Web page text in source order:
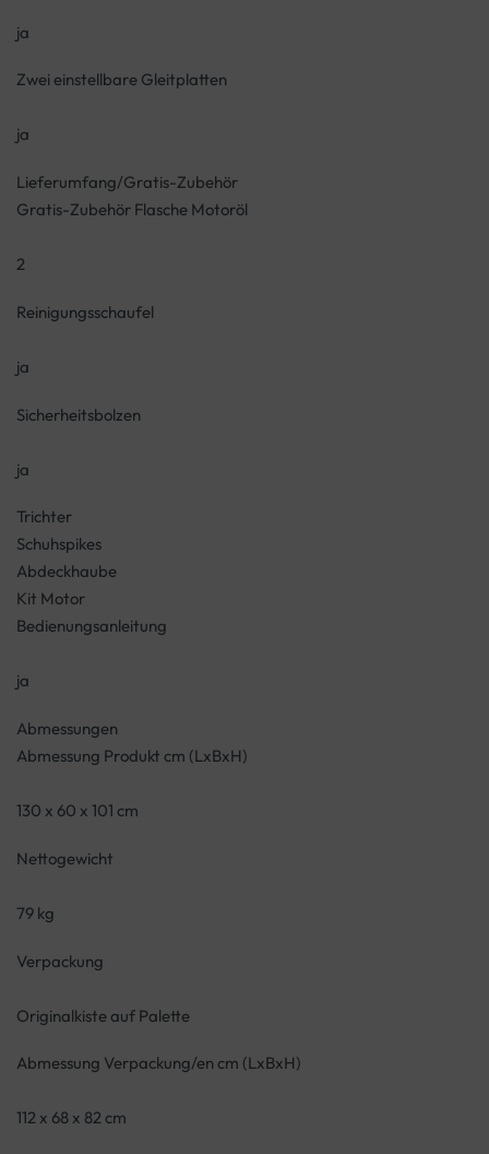
ja
Zwei einstellbare Gleitplatten
ja
Lieferumfang/Gratis-Zubehör
Gratis-Zubehör Flasche Motoröl
2
Reinigungsschaufel
ja
Sicherheitsbolzen
ja
Trichter
Schuhspikes
Abdeckhaube
Kit Motor
Bedienungsanleitung
ja
Abmessungen
Abmessung Produkt cm (LxBxH)
130 x 60 x 101 cm
Nettogewicht
79 kg
Verpackung
Originalkiste auf Palette
Abmessung Verpackung/en cm (LxBxH)
112 x 68 x 82 cm